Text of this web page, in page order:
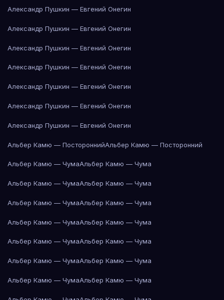
Александр Пушкин — Евгений Онегин
Александр Пушкин — Евгений Онегин
Александр Пушкин — Евгений Онегин
Александр Пушкин — Евгений Онегин
Александр Пушкин — Евгений Онегин
Александр Пушкин — Евгений Онегин
Александр Пушкин — Евгений Онегин
Альбер Камю — ПостороннийАльбер Камю — Посторонний
Альбер Камю — ЧумаАльбер Камю — Чума
Альбер Камю — ЧумаАльбер Камю — Чума
Альбер Камю — ЧумаАльбер Камю — Чума
Альбер Камю — ЧумаАльбер Камю — Чума
Альбер Камю — ЧумаАльбер Камю — Чума
Альбер Камю — ЧумаАльбер Камю — Чума
Альбер Камю — ЧумаАльбер Камю — Чума